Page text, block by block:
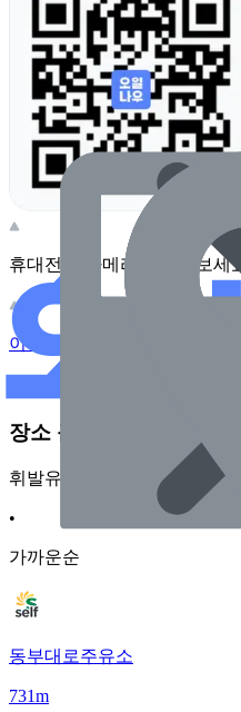
휴대전화 카메라로 찍어보세요
이 주유소의 사장님이신가요?
장소 근처 주유소
휘발유
•
가까운순
동부대로주유소
731m